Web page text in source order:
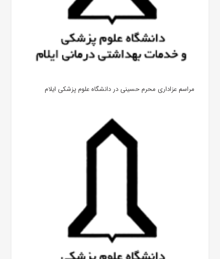
مراسم عزاداری محرم حسینی در دانشگاه علوم پزشکی ایلام